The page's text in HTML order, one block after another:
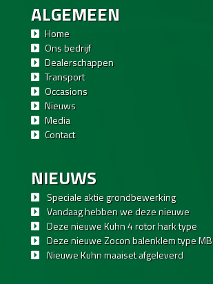
ALGEMEEN
Home
Ons bedrijf
Dealerschappen
Transport
Occasions
Nieuws
Media
Contact
NIEUWS
Speciale aktie grondbewerking
Vandaag hebben we deze nieuwe
Deze nieuwe Kuhn 4 rotor hark type
Deze nieuwe Zocon balenklem type MB
Nieuwe Kuhn maaiset afgeleverd